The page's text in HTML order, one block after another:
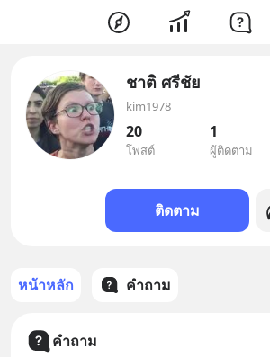
ชาติ ศรีชัย
kim1978
20
โพสต์
1
ผู้ติดตาม
ติดตาม
หน้าหลัก คำถาม
คำถาม